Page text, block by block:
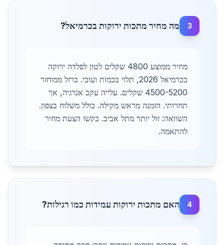
3 מה מחיר מתכות ירוקות בכרמיאל?
מחיר ממוצע 4800 שקלים לטון לפלדה ירוקה
בכרמיאל 2026, תלוי בכמות ועובי. ברזל ממוחזר
4500-5200 שקלים. עלייה עקב אנרגיה, אך
תחרותי. הזמנה מראש מקילה. כולל משלוח בצפון.
השוואה: זול יותר מתל אביב. בקשו הצעת מחיר
להתאמה.
4 האם מתכות ירוקות עמידות כמו רגילות?